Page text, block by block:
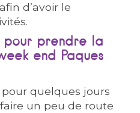
d’avoir le
pour prendre la
end Paques
quelques jours
un peu de route